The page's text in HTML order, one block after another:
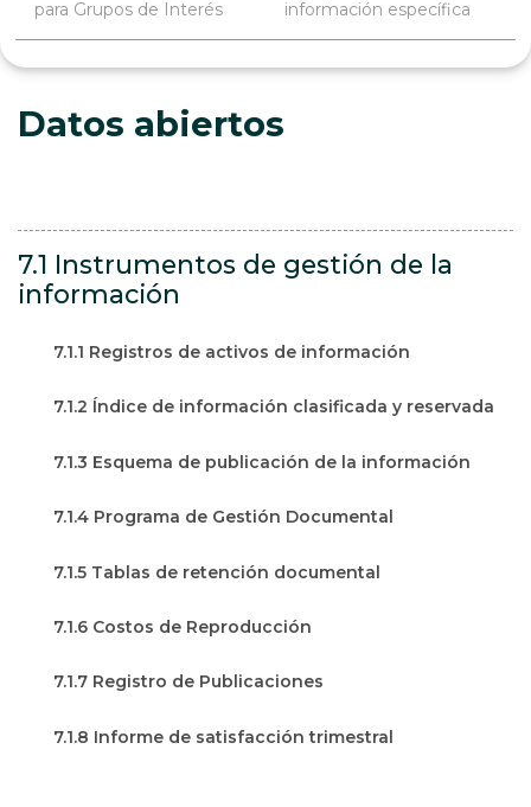
para Grupos de Interés
información específica
Datos abiertos
7.1 Instrumentos de gestión de la
información
7.1.1 Registros de activos de información
7.1.2 Índice de información clasificada y reservada
7.1.3 Esquema de publicación de la información
7.1.4 Programa de Gestión Documental
7.1.5 Tablas de retención documental
7.1.6 Costos de Reproducción
7.1.7 Registro de Publicaciones
7.1.8 Informe de satisfacción trimestral